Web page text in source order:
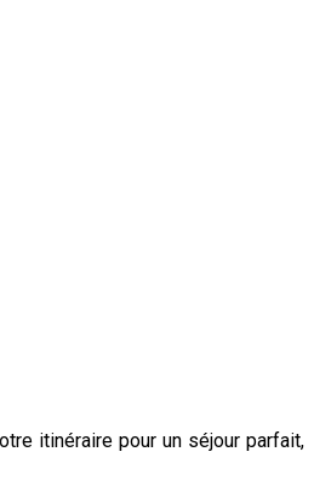
itinéraire pour un séjour parfait,